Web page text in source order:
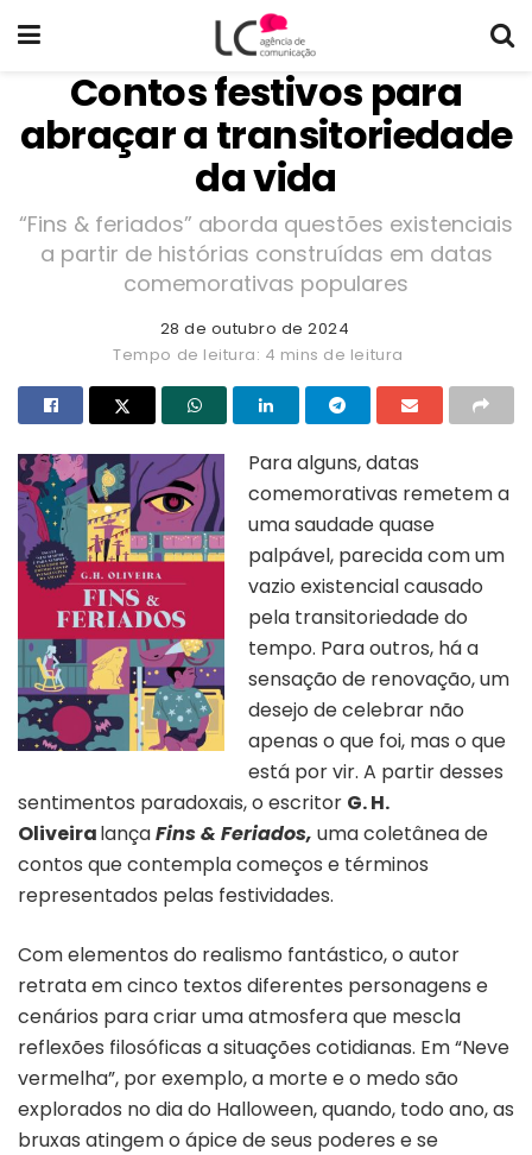
Contos festivos para
abraçar a transitoriedade
da vida
“Fins & feriados” aborda questões existenciais
a partir de histórias construídas em datas
comemorativas populares
28 de outubro de 2024
Tempo de leitura: 4 mins de leitura
Para alguns, datas
comemorativas remetem a
uma saudade quase
palpável, parecida com um
vazio existencial causado
pela transitoriedade do
tempo. Para outros, há a
sensação de renovação, um
desejo de celebrar não
apenas o que foi, mas o que
está por vir. A partir desses
sentimentos paradoxais, o escritor G. H.
OliveiralançaFins & Feriados, umacoletânea de
contos que contempla começos e términos
representados pelas festividades.
Com elementos do realismo fantástico, o autor
retrata em cinco textos diferentes personagens e
cenários para criar uma atmosfera que mescla
reflexões filosóficas a situações cotidianas. Em “Neve
vermelha”, por exemplo, a morte e o medo são
explorados no dia do Halloween, quando, todo ano, as
bruxas atingem o ápice de seus poderes e se